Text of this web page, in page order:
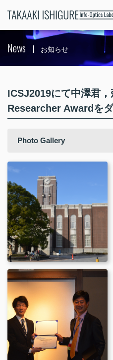
News お知らせ
ICSJ2019にて中澤君
Researcher Awardをダ
Photo Gallery